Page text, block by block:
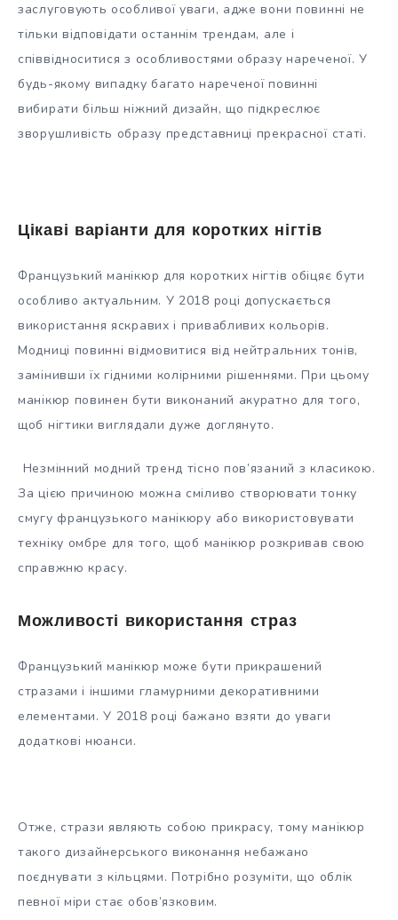
заслуговують особливої уваги, адже вони повинні не
тільки відповідати останнім трендам, але і
співвідноситися з особливостями образу нареченої. У
будь-якому випадку багато нареченої повинні
вибирати більш ніжний дизайн, що підкреслює
зворушливість образу представниці прекрасної статі.
Цікаві варіанти для коротких нігтів
Французький манікюр для коротких нігтів обіцяє бути
особливо актуальним. У 2018 році допускається
використання яскравих і привабливих кольорів.
Модниці повинні відмовитися від нейтральних тонів,
замінивши їх гідними колірними рішеннями. При цьому
манікюр повинен бути виконаний акуратно для того,
щоб нігтики виглядали дуже доглянуто.
Незмінний модний тренд тісно пов’язаний з класикою.
За цією причиною можна сміливо створювати тонку
смугу французького манікюру або використовувати
техніку омбре для того, щоб манікюр розкривав свою
справжню красу.
Можливості використання страз
Французький манікюр може бути прикрашений
стразами і іншими гламурними декоративними
елементами. У 2018 році бажано взяти до уваги
додаткові нюанси.
Отже, стрази являють собою прикрасу, тому манікюр
такого дизайнерського виконання небажано
поєднувати з кільцями. Потрібно розуміти, що облік
певної міри стає обов’язковим.